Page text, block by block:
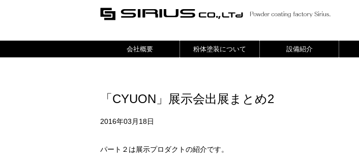
会社概要 粉体塗装について 設備紹介
「CYUON」展示会出展まとめ2
2016年03月18日
パート２は展示プロダクトの紹介です。